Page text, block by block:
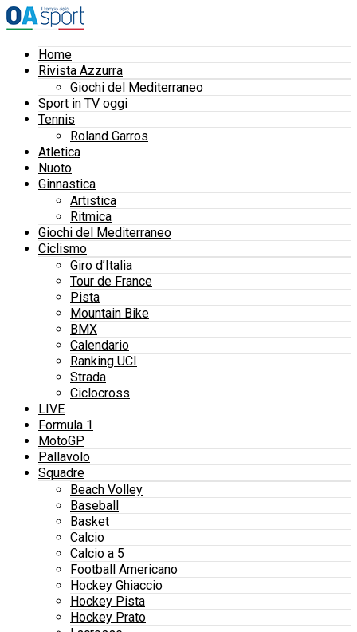
Home
Rivista Azzurra
Giochi del Mediterraneo
Sport in TV oggi
Tennis
Roland Garros
Atletica
Nuoto
Ginnastica
Artistica
Ritmica
Giochi del Mediterraneo
Ciclismo
Giro d’Italia
Tour de France
Pista
Mountain Bike
BMX
Calendario
Ranking UCI
Strada
Ciclocross
LIVE
Formula 1
MotoGP
Pallavolo
Squadre
Beach Volley
Baseball
Basket
Calcio
Calcio a 5
Football Americano
Hockey Ghiaccio
Hockey Pista
Hockey Prato